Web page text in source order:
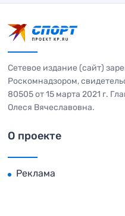
Сетевое издание (сайт)
Роскомнадзором,
80505 от 15 марта 2021 г.
Олеся Вячеславовна.
О проекте
Реклама